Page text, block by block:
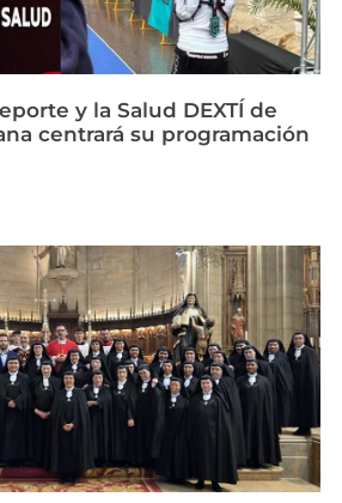
y la Salud DEXTÍ de
centrará su programación